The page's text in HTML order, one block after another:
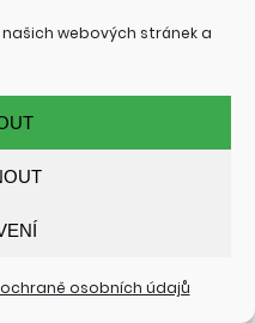
webových stránek a
osobních údajů
s prací pana